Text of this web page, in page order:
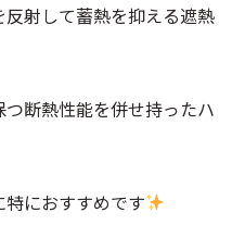
射して蓄熱を抑える遮熱
断熱性能を併せ持ったハ
におすすめです